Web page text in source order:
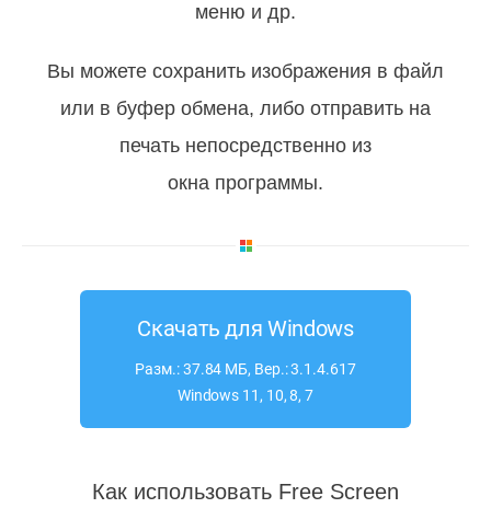
меню и др.
Вы можете сохранить изображения в файл
или в буфер обмена, либо отправить на
печать непосредственно из
окна программы.
Скачать для Windows
Разм.: 37.84 МБ, Вер.: 3.1.4.617
Windows 11, 10, 8, 7
Как использовать Free Screen